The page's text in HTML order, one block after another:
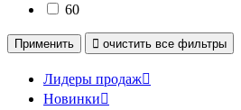
60
Применить  очистить все фильтры
Лидеры продаж
Новинки